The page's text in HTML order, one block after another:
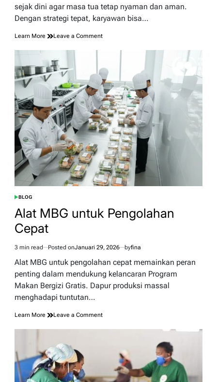
sejak dini agar masa tua tetap nyaman dan aman.
Dengan strategi tepat, karyawan bisa…
Learn More Leave a Commenton
Pensiun
Bebas
Hutang
dan
Stres
POSTED
BLOG
Alat MBG untuk Pengolahan
Cepat
Estimated
read
3 min read Posted onJanuari 29, 2026 byfina
Alat MBG untuk pengolahan cepat memainkan peran
penting dalam mendukung kelancaran Program
Makan Bergizi Gratis. Dapur produksi massal
menghadapi tuntutan…
Learn More Leave a Commenton